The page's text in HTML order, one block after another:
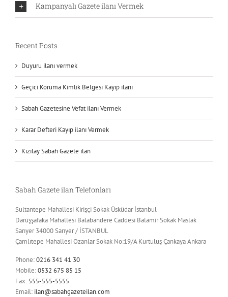
Kampanyalı Gazete ilanı Vermek
Recent Posts
Duyuru ilanı vermek
Geçici Koruma Kimlik Belgesi Kayıp ilanı
Sabah Gazetesine Vefat ilanı Vermek
Karar Defteri Kayıp ilanı Vermek
Kızılay Sabah Gazete ilan
Sabah Gazete ilan Telefonları
Sultantepe Mahallesi Kirişçi Sokak Üsküdar İstanbul
Darüşşafaka Mahallesi Balabandere Caddesi Balamir Sokak Maslak
Sarıyer 34000 Sarıyer / İSTANBUL
Çamlıtepe Mahallesi Ozanlar Sokak No:19/A Kurtuluş Çankaya Ankara
Phone:0216 341 41 30
Mobile:0532 675 85 15
Fax: 555-555-5555
Email: ilan@sabahgazeteilan.com